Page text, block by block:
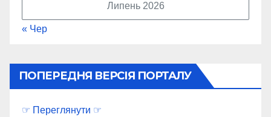
Липень 2026
« Чер
ПОПЕРЕДНЯ ВЕРСІЯ ПОРТАЛУ
☞ Переглянути ☞